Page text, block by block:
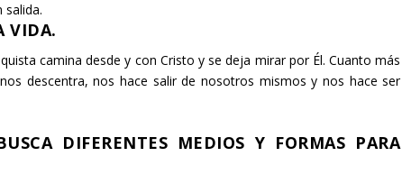
salida.
VIDA.
camina desde y con Cristo y se deja mirar por Él. Cuanto más
descentra, nos hace salir de nosotros mismos y nos hace ser
DIFERENTES MEDIOS Y FORMAS PARA